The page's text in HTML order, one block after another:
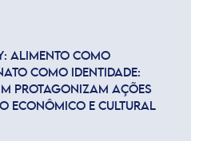
ALIMENTO COMO
COMO IDENTIDADE:
PROTAGONIZAM AÇÕES
ECONÔMICO E CULTURAL